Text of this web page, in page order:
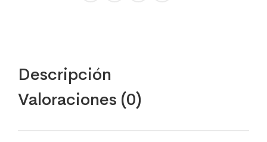
Descripción
Valoraciones (0)